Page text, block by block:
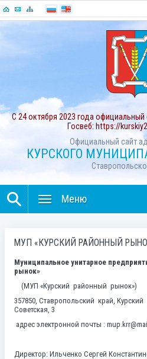
С 24 октября 2023 года
Госвеб: https://
Официальный сайт
КУРСКОГО
Меню
МУП «КУРСКИЙ РАЙОННЫЙ
Муниципальное унитарное
рынок»
(МУП «Курский районный рынок»)
357850, Ставропольский край, Курский
Советская, 3
адрес электронной почты :
Директор: Ильченко Сергей